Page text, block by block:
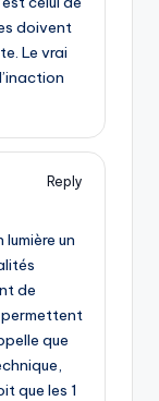
doivent
Le vrai
Reply
un
de
permettent
que
que les 1